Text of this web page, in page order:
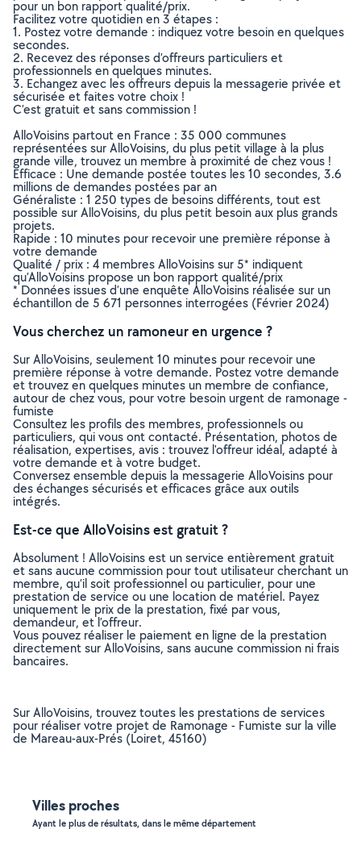
pour un bon rapport qualité/prix.
Facilitez votre quotidien en 3 étapes :
1. Postez votre demande : indiquez votre besoin en quelques
secondes.
2. Recevez des réponses d’offreurs particuliers et
professionnels en quelques minutes.
3. Echangez avec les offreurs depuis la messagerie privée et
sécurisée et faites votre choix !
C’est gratuit et sans commission !
AlloVoisins partout en France : 35 000 communes
représentées sur AlloVoisins, du plus petit village à la plus
grande ville, trouvez un membre à proximité de chez vous !
Efficace : Une demande postée toutes les 10 secondes, 3.6
millions de demandes postées par an
Généraliste : 1 250 types de besoins différents, tout est
possible sur AlloVoisins, du plus petit besoin aux plus grands
projets.
Rapide : 10 minutes pour recevoir une première réponse à
votre demande
Qualité / prix : 4 membres AlloVoisins sur 5* indiquent
qu’AlloVoisins propose un bon rapport qualité/prix
* Données issues d’une enquête AlloVoisins réalisée sur un
échantillon de 5 671 personnes interrogées (Février 2024)
Vous cherchez un ramoneur en urgence ?
Sur AlloVoisins, seulement 10 minutes pour recevoir une
première réponse à votre demande. Postez votre demande
et trouvez en quelques minutes un membre de confiance,
autour de chez vous, pour votre besoin urgent de ramonage -
fumiste
Consultez les profils des membres, professionnels ou
particuliers, qui vous ont contacté. Présentation, photos de
réalisation, expertises, avis : trouvez l'offreur idéal, adapté à
votre demande et à votre budget.
Conversez ensemble depuis la messagerie AlloVoisins pour
des échanges sécurisés et efficaces grâce aux outils
intégrés.
Est-ce que AlloVoisins est gratuit ?
Absolument ! AlloVoisins est un service entièrement gratuit
et sans aucune commission pour tout utilisateur cherchant un
membre, qu’il soit professionnel ou particulier, pour une
prestation de service ou une location de matériel. Payez
uniquement le prix de la prestation, fixé par vous,
demandeur, et l’offreur.
Vous pouvez réaliser le paiement en ligne de la prestation
directement sur AlloVoisins, sans aucune commission ni frais
bancaires.
Sur AlloVoisins, trouvez toutes les prestations de services
pour réaliser votre projet de Ramonage - Fumiste sur la ville
de Mareau-aux-Prés (Loiret, 45160)
Villes proches
Ayant le plus de résultats, dans le même département